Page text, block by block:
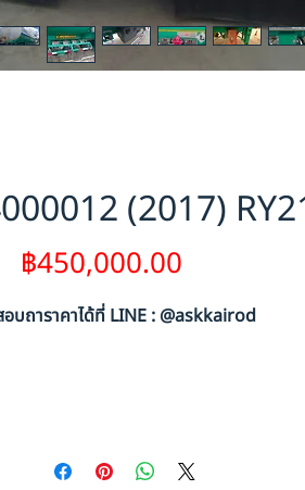
(2017)
฿450,000.00
บถาราคาได้ที่ LINE : @askkairod